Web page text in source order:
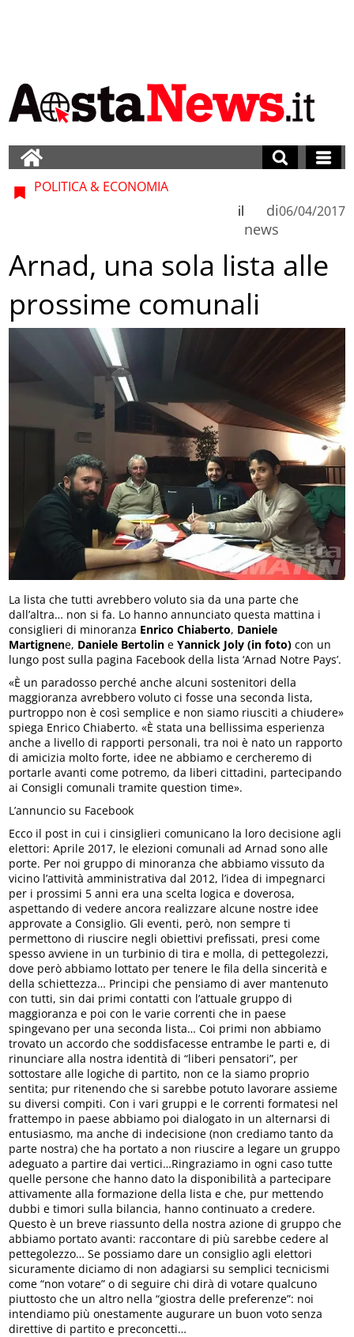
POLITICA & ECONOMIA
di
news
il 06/04/2017
Arnad, una sola lista alle
prossime comunali
La lista che tutti avrebbero voluto sia da una parte che
dall’altra… non si fa. Lo hanno annunciato questa mattina i
consiglieri di minoranza Enrico Chiaberto, Daniele
Martignene, Daniele Bertolin eYannick Joly (in foto) con un
lungo post sulla pagina Facebook della lista ‘Arnad Notre Pays’.
«È un paradosso perché anche alcuni sostenitori della
maggioranza avrebbero voluto ci fosse una seconda lista,
purtroppo non è così semplice e non siamo riusciti a chiudere»
spiega Enrico Chiaberto. «È stata una bellissima esperienza
anche a livello di rapporti personali, tra noi è nato un rapporto
di amicizia molto forte, idee ne abbiamo e cercheremo di
portarle avanti come potremo, da liberi cittadini, partecipando
ai Consigli comunali tramite question time».
L’annuncio su Facebook
Ecco il post in cui i cinsiglieri comunicano la loro decisione agli
elettori: Aprile 2017, le elezioni comunali ad Arnad sono alle
porte. Per noi gruppo di minoranza che abbiamo vissuto da
vicino l’attività amministrativa dal 2012, l’idea di impegnarci
per i prossimi 5 anni era una scelta logica e doverosa,
aspettando di vedere ancora realizzare alcune nostre idee
approvate a Consiglio. Gli eventi, però, non sempre ti
permettono di riuscire negli obiettivi prefissati, presi come
spesso avviene in un turbinio di tira e molla, di pettegolezzi,
dove però abbiamo lottato per tenere le fila della sincerità e
della schiettezza… Principi che pensiamo di aver mantenuto
con tutti, sin dai primi contatti con l’attuale gruppo di
maggioranza e poi con le varie correnti che in paese
spingevano per una seconda lista… Coi primi non abbiamo
trovato un accordo che soddisfacesse entrambe le parti e, di
rinunciare alla nostra identità di “liberi pensatori”, per
sottostare alle logiche di partito, non ce la siamo proprio
sentita; pur ritenendo che si sarebbe potuto lavorare assieme
su diversi compiti. Con i vari gruppi e le correnti formatesi nel
frattempo in paese abbiamo poi dialogato in un alternarsi di
entusiasmo, ma anche di indecisione (non crediamo tanto da
parte nostra) che ha portato a non riuscire a legare un gruppo
adeguato a partire dai vertici…Ringraziamo in ogni caso tutte
quelle persone che hanno dato la disponibilità a partecipare
attivamente alla formazione della lista e che, pur mettendo
dubbi e timori sulla bilancia, hanno continuato a credere.
Questo è un breve riassunto della nostra azione di gruppo che
abbiamo portato avanti: raccontare di più sarebbe cedere al
pettegolezzo… Se possiamo dare un consiglio agli elettori
sicuramente diciamo di non adagiarsi su semplici tecnicismi
come “non votare” o di seguire chi dirà di votare qualcuno
piuttosto che un altro nella “giostra delle preferenze”: noi
intendiamo più onestamente augurare un buon voto senza
direttive di partito e preconcetti…